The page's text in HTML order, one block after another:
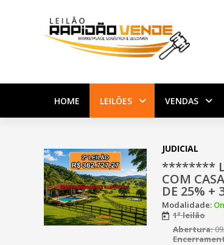
HOME LEILÕES VENDAS
JUDICIAL
********
COM
DE 25% +
Modalidade:
1º leilão
Abertura: